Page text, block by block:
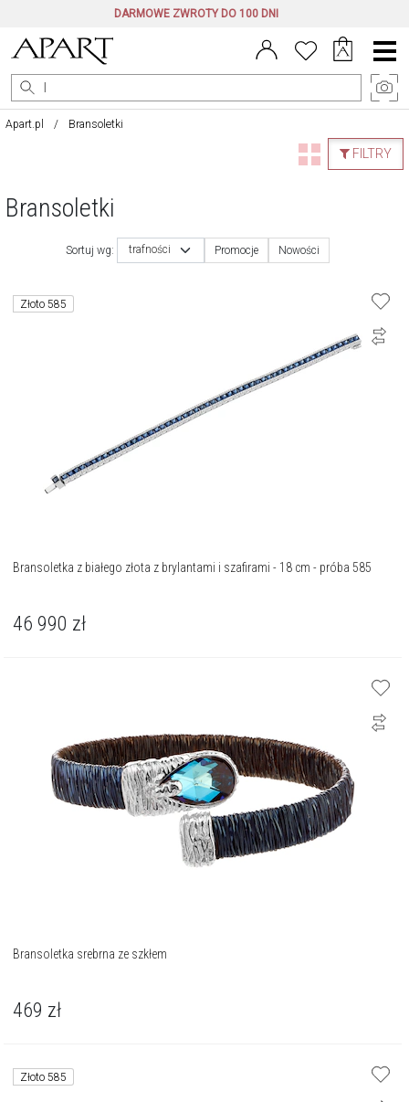
DARMOWE ZWROTY DO 100 DNI
Menu
główne
Apart.pl Bransoletki
FILTRY
Bransoletki
Sortuj wg: trafności Promocje Nowości
Złoto 585
Bransoletka z białego złota z brylantami i szafirami - 18 cm - próba 585
46 990 zł
Bransoletka srebrna ze szkłem
469 zł
Złoto 585